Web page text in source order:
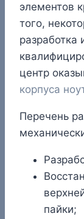
элементов
того,
разработка
центр
корпуса
Перечень
пайки;